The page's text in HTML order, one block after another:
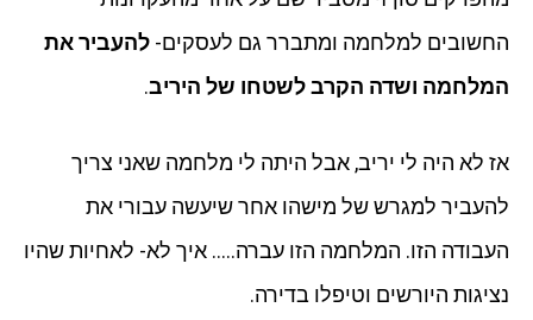
החשובים למלחמה ומתברר גם לעסקים- להעביר את
המלחמה ושדה הקרב לשטחו של היריב.
אז לא היה לי יריב, אבל היתה לי מלחמה שאני צריך
להעביר למגרש של מישהו אחר שיעשה עבורי את
העבודה הזו. המלחמה הזו עברה….. איך לא- לאחיות שהיו
נציגות היורשים וטיפלו בדירה.